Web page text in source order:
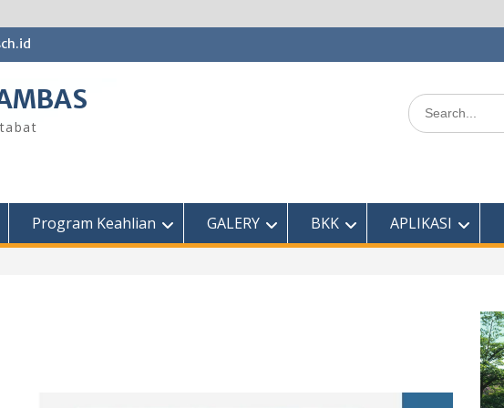
Search
for:
Program Keahlian GALERY BKK APLIKASI